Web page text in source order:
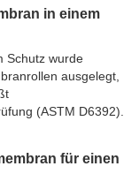
in einem
Schutz wurde
ausgelegt,
(ASTM D6392).
für einen